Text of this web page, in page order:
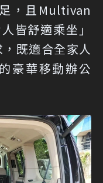
，且Multivan
皆舒適乘坐」
既適合全家人
豪華移動辦公